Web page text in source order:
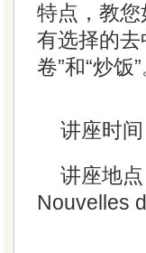
特点，教
有选择的去
卷”和“炒饭”
讲座时
讲座地
Nouvelles